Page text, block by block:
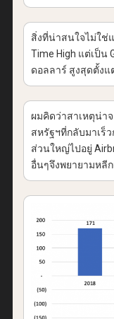
สิ่งที่น่าสนใจไม่ใช่
Time High แต่เป็น
ดอลลาร์ สูงสุดตั้ง
ผมคิดว่าสาเหตุน่า
สหรัฐฯที่กลับมาเร็
ส่วนใหญ่ไปอยู่
อื่นๆจึงพยายามหลีก